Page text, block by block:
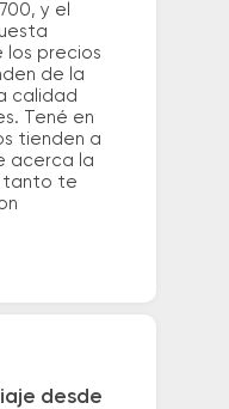
y el
los precios
de la
calidad
Tené en
tienden a
acerca la
tanto te
desde